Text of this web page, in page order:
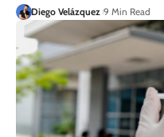
Diego Velázquez 9 Min Read